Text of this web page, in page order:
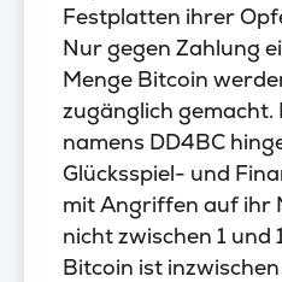
Festplatten ihrer
Nur gegen Zahlung
Menge Bitcoin
zugänglich gemacht.
namens DD4BC
Glücksspiel- und
mit Angriffen auf ihr
nicht zwischen 1 und
Bitcoin ist